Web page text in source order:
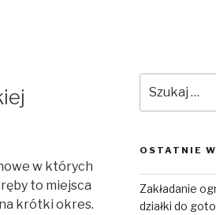
w których
to miejsca
krótki okres.
OSTATNIE
Zakładanie
działki do